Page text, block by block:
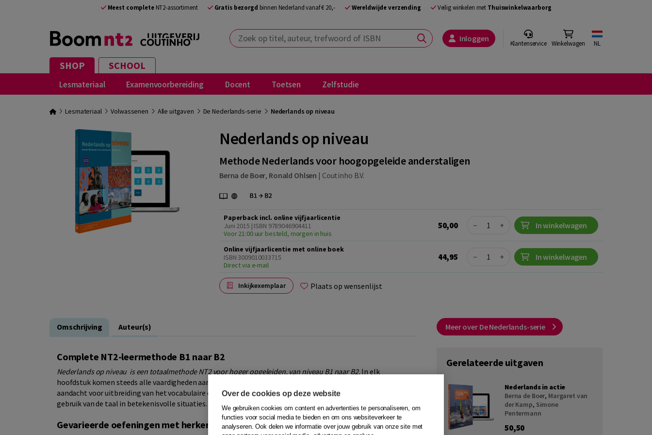
Meest completeNT2-assortiment Gratis bezorgd binnen Nederland vanaf € 20,- Wereldwijde verzending Veilig winkelen met Thuiswinkelwaarborg
Zoek op titel, auteur, trefwoord of ISBN Inloggen Klantenservice Winkelwagen NL
SHOP SCHOOL
Lesmateriaal Examenvoorbereiding Docent Toetsen Zelfstudie
Lesmateriaal Volwassenen Alle uitgaven De Nederlands-serie Nederlands op niveau
Nederlands op niveau
Methode Nederlands voor hoogopgeleide anderstaligen
Berna de Boer, Ronald Ohlsen | Coutinho B.V.
Paperback incl. online vijfjaarlicentie
Juni 2015 | ISBN 9789046904411
Voor 21:00 uur besteld, morgen in huis
50,00 Quantity
− + In winkelwagen
Online vijfjaarlicentie met online boek
ISBN 3009010033715
Direct via e-mail
44,95 Quantity
− + In winkelwagen
Inkijkexemplaar Plaats op wensenlijst
Omschrijving Auteur(s)
Complete NT2-leermethode B1 naar B2
Nederlands op niveau is een totaalmethode NT2 voor hoger opgeleiden, van niveau B1 naar B2. In elk
hoofdstuk komen steeds alle vaardigheden aan bod: lezen, luisteren, spreken en schrijven. Daarnaast is er
aandacht voor uitbreiding van het vocabulaire en grammaticale correctheid. De nadruk ligt telkens op actief
gebruik van de taal in betekenisvolle situaties.
Gevarieerde oefeningen met herkenbare thema’s
Meer over De Nederlands-serie
Gerelateerde uitgaven
Nederlands in actie
Berna de Boer, Margaret van
der Kamp, Simone
Pentermann
50,50
Over de cookies op deze website
We gebruiken cookies om content en advertenties te personaliseren, om
functies voor social media te bieden en om ons websiteverkeer te
analyseren. Ook delen we informatie over jouw gebruik van onze site met